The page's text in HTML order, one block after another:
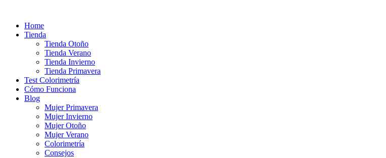
contenidoHome
Tienda
Tienda Otoño
Tienda Verano
Tienda Invierno
Tienda Primavera
Test Colorimetría
Cómo Funciona
Blog
Mujer Primavera
Mujer Invierno
Mujer Otoño
Mujer Verano
Colorimetría
Consejos